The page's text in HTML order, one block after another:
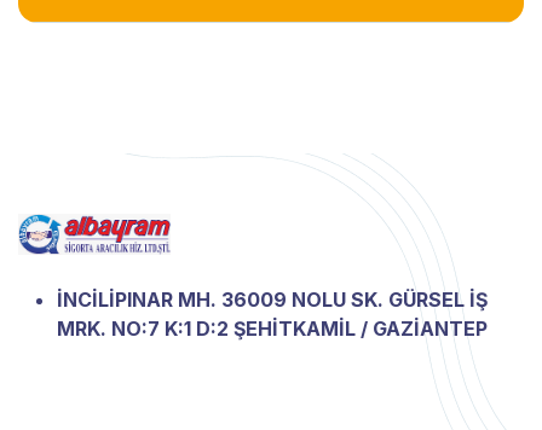
İNCİLİPINAR MH. 36009 NOLU SK. GÜRSEL İŞ
MRK. NO:7 K:1 D:2 ŞEHİTKAMİL / GAZİANTEP